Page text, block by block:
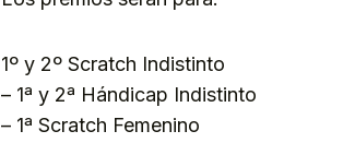
1º y 2º Scratch Indistinto
– 1ª y 2ª Hándicap Indistinto
– 1ª Scratch Femenino